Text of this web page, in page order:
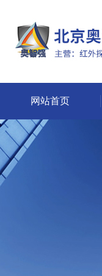
网站首页